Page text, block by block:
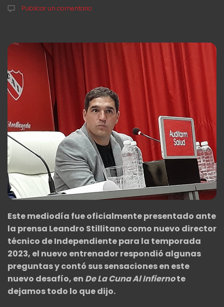
Publicar un comentario
Este mediodía fue oficialmente presentado ante
la prensa Leandro Stillitano como nuevo director
técnico de Independiente para la temporada
2023, el nuevo entrenador respondió algunas
preguntas y contó sus sensaciones en este
nuevo desafío, en De La Cuna Al Infiernote
dejamos todo lo que dijo.